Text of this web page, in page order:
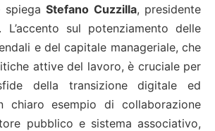
spiega Stefano Cuzzilla, presidente
L’accento sul potenziamento delle
e del capitale manageriale, che
attive del lavoro, è cruciale per
della transizione digitale ed
chiaro esempio di collaborazione
pubblico e sistema associativo,